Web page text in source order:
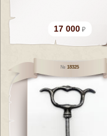
17 000
18325